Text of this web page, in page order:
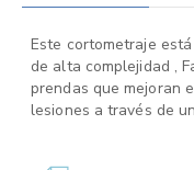
Este cortometraje
de alta complejidad ,
prendas que mejoran
lesiones a través de